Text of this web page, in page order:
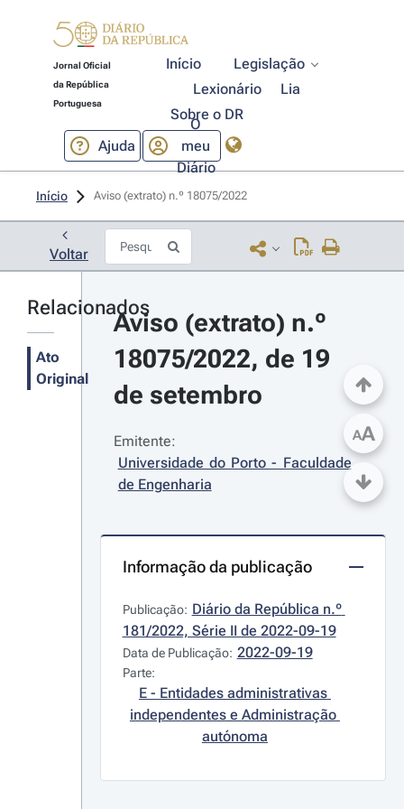
Jornal Oficial
da República
Portuguesa
Início
Legislação
Lexionário
Lia
Sobre o DR
Ajuda
O
meu
Diário
Início Aviso (extrato) n.º 18075/2022
Voltar
Relacionados
Ato
Original
Aviso (extrato) n.º
18075/2022, de 19
de setembro
Emitente:
Universidade do Porto - Faculdade
de Engenharia
Informação da publicação
Publicação: Diário da República n.º
181/2022, Série II de 2022-09-19
Data de Publicação: 2022-09-19
Parte:
E - Entidades administrativas
independentes e Administração
autónoma
AA